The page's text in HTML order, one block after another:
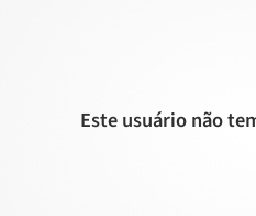
Este usuário não